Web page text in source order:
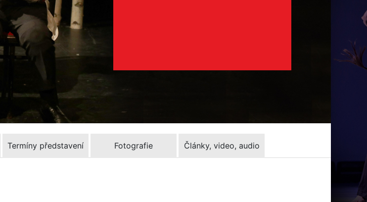
Termíny představení Fotografie Články, video, audio